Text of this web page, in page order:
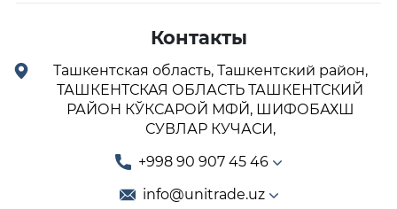
Контакты
Ташкентская область, Ташкентский район,
ТАШКЕНТСКАЯ ОБЛАСТЬ ТАШКЕНТСКИЙ
РАЙОН КЎКСАРОЙ МФЙ, ШИФОБАХШ
СУВЛАР КУЧАСИ,
+998 90 907 45 46
info@unitrade.uz